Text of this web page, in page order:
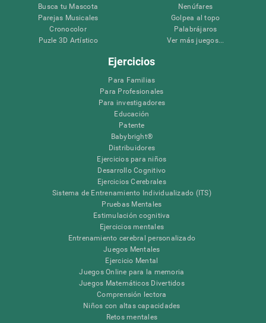
Busca tu Mascota
Parejas Musicales
Cronocolor
Puzle 3D Artístico
Nenúfares
Golpea al topo
Palabrájaros
Ver más juegos...
Ejercicios
Para Familias
Para Profesionales
Para investigadores
Educación
Patente
Babybright®
Distribuidores
Ejercicios para niños
Desarrollo Cognitivo
Ejercicios Cerebrales
Sistema de Entrenamiento Individualizado (ITS)
Pruebas Mentales
Estimulación cognitiva
Ejercicios mentales
Entrenamiento cerebral personalizado
Juegos Mentales
Ejercicio Mental
Juegos Online para la memoria
Juegos Matemáticos Divertidos
Comprensión lectora
Niños con altas capacidades
Retos mentales